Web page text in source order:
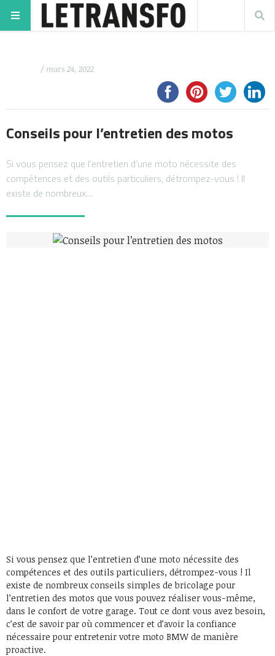
/ mars 24, 2022
Conseils pour l’entretien des motos
Si vous pensez que l’entretien d’une moto nécessite des
compétences et des outils particuliers, détrompez-vous ! Il
existe de nombreux…
Si vous pensez que l’entretien d’une moto nécessite des
compétences et des outils particuliers, détrompez-vous ! Il
existe de nombreux conseils simples de bricolage pour
l’entretien des motos que vous pouvez réaliser vous-même,
dans le confort de votre garage. Tout ce dont vous avez besoin,
c’est de savoir par où commencer et d’avoir la confiance
nécessaire pour entretenir votre moto BMW de manière
proactive.